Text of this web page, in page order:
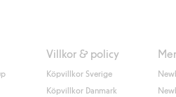
Villkor & policy
Köpvillkor Sverige
Köpvillkor Danmark